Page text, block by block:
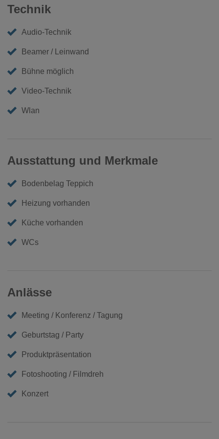
Event in einem authentischen Rahmen veranstalten oder
einfach eine besondere Kinolocation in Bremen suchst –
das Kino im Institut français Bremen verbindet kulturelle
Technik
Audio-Technik
Beamer / Leinwand
Bühne möglich
Video-Technik
Wlan
Ausstattung und Merkmale
Bodenbelag Teppich
Heizung vorhanden
Küche vorhanden
WCs
Anlässe
Meeting / Konferenz / Tagung
Geburtstag / Party
Produktpräsentation
Fotoshooting / Filmdreh
Konzert